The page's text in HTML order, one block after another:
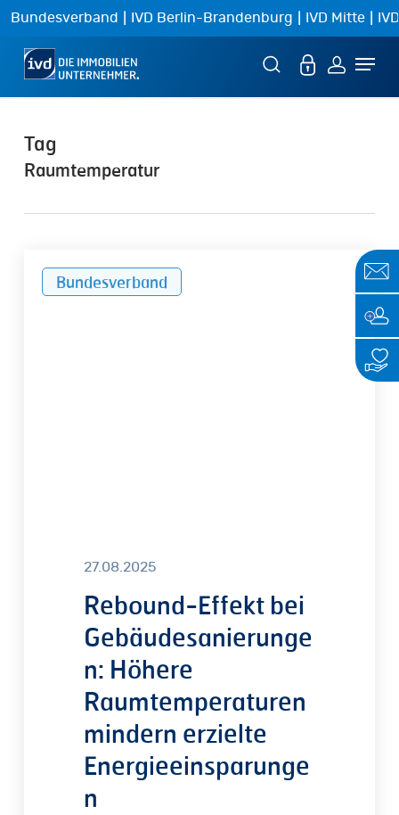
Skip
main
Bundesverband | IVD Berlin-Brandenburg | IVD Mitte |
Tag
Raumtemperatur
EffektBundesverband
27.08.2025
Rebound-Effekt bei
Gebäudesanierunge
n: Höhere
Raumtemperaturen
mindern erzielte
Energieeinsparunge
n